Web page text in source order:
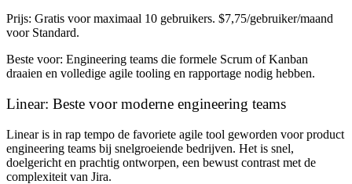
Prijs: Gratis voor maximaal 10 gebruikers. $7,75/gebruiker/maand
voor Standard.
Beste voor: Engineering teams die formele Scrum of Kanban
draaien en volledige agile tooling en rapportage nodig hebben.
Linear: Beste voor moderne engineering teams
Linear is in rap tempo de favoriete agile tool geworden voor product
engineering teams bij snelgroeiende bedrijven. Het is snel,
doelgericht en prachtig ontworpen, een bewust contrast met de
complexiteit van Jira.